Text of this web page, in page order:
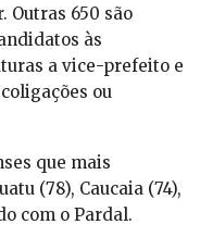
Outras 650 são
às
a vice-prefeito e
ou
que mais
(78), Caucaia (74),
com o Pardal.